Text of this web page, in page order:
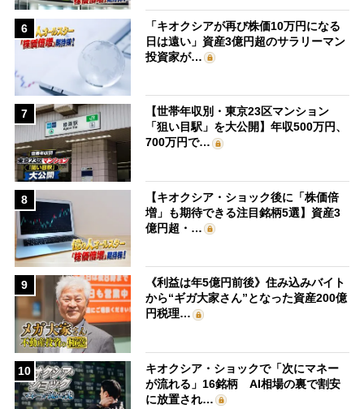
6
「キオクシアが再び株価10万円になる
日は遠い」資産3億円超のサラリーマン
投資家が…
7
【世帯年収別・東京23区マンション
「狙い目駅」を大公開】年収500万円、
700万円で…
8
【キオクシア・ショック後に「株価倍
増」も期待できる注目銘柄5選】資産3
億円超・…
9
《利益は年5億円前後》住み込みバイト
から“ギガ大家さん”となった資産200億
円税理…
10
キオクシア・ショックで「次にマネー
が流れる」16銘柄 AI相場の裏で割安
に放置され…